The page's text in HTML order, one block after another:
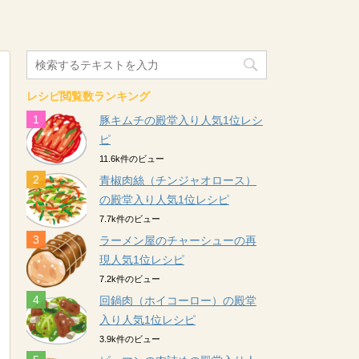
レシピ閲覧数ランキング
豚キムチの殿堂入り人気1位レシ
ピ
11.6k件のビュー
青椒肉絲（チンジャオロース）
の殿堂入り人気1位レシピ
7.7k件のビュー
ラーメン屋のチャーシューの再
現人気1位レシピ
7.2k件のビュー
回鍋肉（ホイコーロー）の殿堂
入り人気1位レシピ
3.9k件のビュー